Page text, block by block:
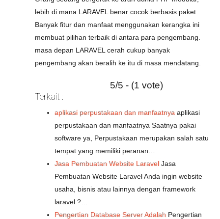
lebih di mana LARAVEL benar cocok berbasis paket.
Banyak fitur dan manfaat menggunakan kerangka ini
membuat pilihan terbaik di antara para pengembang.
masa depan LARAVEL cerah cukup banyak
pengembang akan beralih ke itu di masa mendatang.
5/5 - (1 vote)
Terkait :
aplikasi perpustakaan dan manfaatnya aplikasi
perpustakaan dan manfaatnya Saatnya pakai
software ya, Perpustakaan merupakan salah satu
tempat yang memiliki peranan…
Jasa Pembuatan Website Laravel Jasa
Pembuatan Website Laravel Anda ingin website
usaha, bisnis atau lainnya dengan framework
laravel ?…
Pengertian Database Server Adalah Pengertian